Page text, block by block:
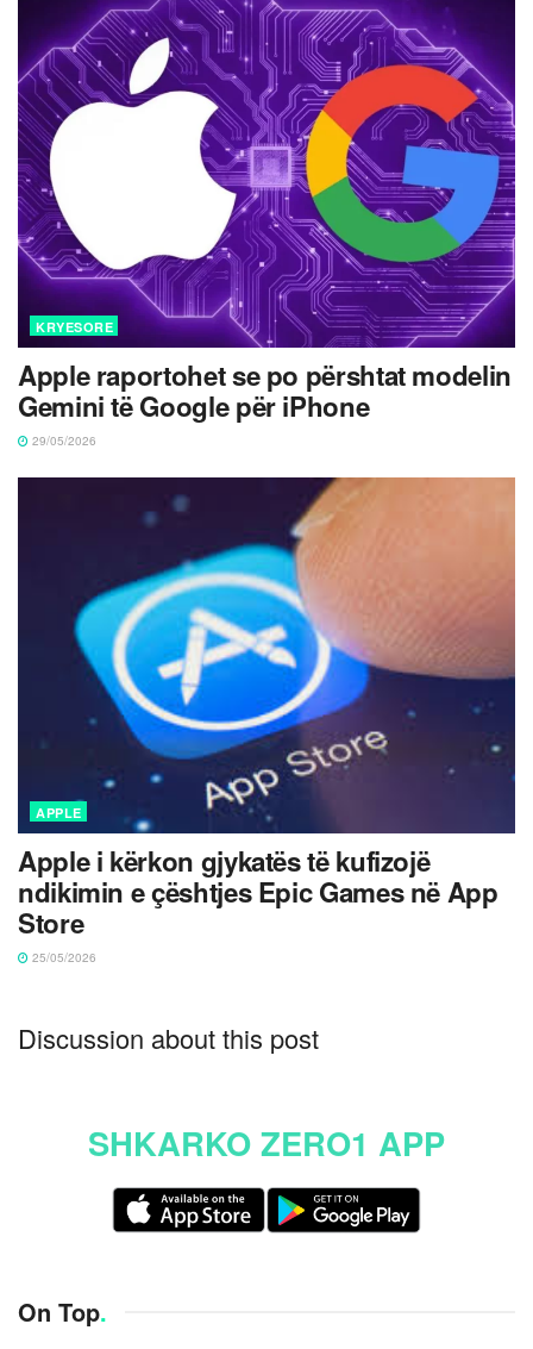
KRYESORE
Apple raportohet se po përshtat modelin
Gemini të Google për iPhone
29/05/2026
APPLE
Apple i kërkon gjykatës të kufizojë
ndikimin e çështjes Epic Games në App
Store
25/05/2026
Discussion about this post
SHKARKO ZERO1 APP
On Top.